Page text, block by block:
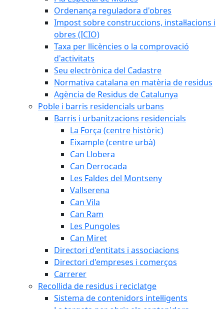
Ordenança reguladora d'obres
Impost sobre construccions, instal·lacions i
obres (ICIO)
Taxa per llicències o la comprovació
d'activitats
Seu electrònica del Cadastre
Normativa catalana en matèria de residus
Agència de Residus de Catalunya
Poble i barris residencials urbans
Barris i urbanitzacions residencials
La Força (centre històric)
Eixample (centre urbà)
Can Llobera
Can Derrocada
Les Faldes del Montseny
Vallserena
Can Vila
Can Ram
Les Pungoles
Can Miret
Directori d'entitats i associacions
Directori d'empreses i comerços
Carrerer
Recollida de residus i reciclatge
Sistema de contenidors intel·ligents